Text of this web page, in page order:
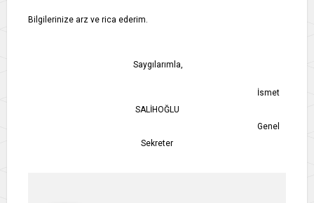
Bilgilerinize arz ve rica ederim.
Saygılarımla,
İsmet
SALİHOĞLU
Genel
Sekreter